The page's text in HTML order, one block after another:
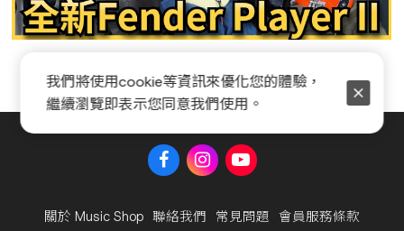
關於 Music Shop 聯絡我們 常見問題 會員服務條款
我們將使用cookie等資訊來優化您的體驗，
繼續瀏覽即表示您同意我們使用。